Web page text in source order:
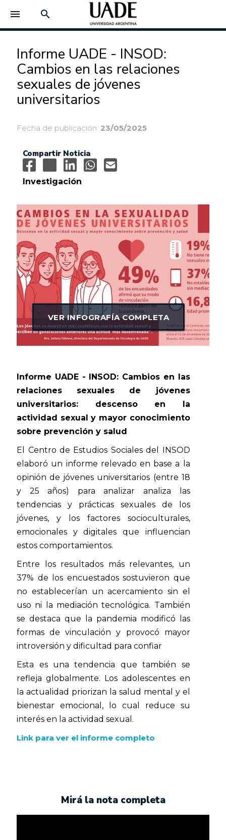
menu search
Informe UADE - INSOD:
Cambios en las relaciones
sexuales de jóvenes
universitarios
Fecha de publicación: 23/05/2025
Compartir Noticia
Investigación
VER INFOGRAFÍA COMPLETA
Informe UADE - INSOD: Cambios en las
relaciones sexuales de jóvenes
universitarios: descenso en la
actividad sexual y mayor conocimiento
sobre prevención y salud
El Centro de Estudios Sociales del INSOD
elaboró un informe relevado en base a la
opinión de jóvenes universitarios (entre 18
y 25 años) para analizar analiza las
tendencias y prácticas sexuales de los
jóvenes, y los factores socioculturales,
emocionales y digitales que influencian
estos comportamientos.
Entre los resultados más relevantes, un
37% de los encuestados sostuvieron que
no establecerían un acercamiento sin el
uso ni la mediación tecnológica. También
se destaca que la pandemia modificó las
formas de vinculación y provocó mayor
introversión y dificultad para confiar
Esta es una tendencia que también se
refleja globalmente. Los adolescentes en
la actualidad priorizan la salud mental y el
bienestar emocional, lo cual reduce su
interés en la actividad sexual.
Link para ver el informe completo
Mirá la nota completa